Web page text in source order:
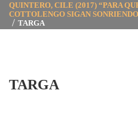
QUINTERO, CILE (2017) “PARA
COTTOLENGO SIGAN
TARGA
TARGA